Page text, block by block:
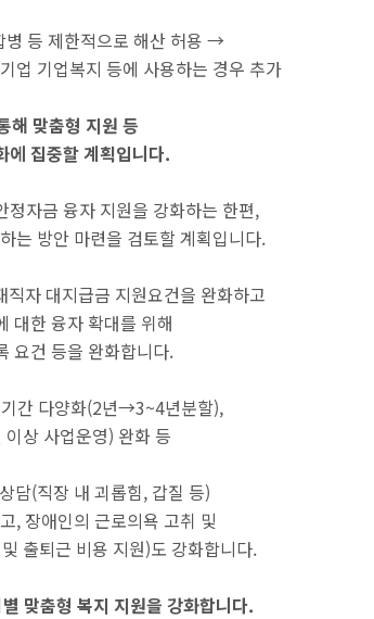
병 등 제한적으로 해산 허용 →
업 기업복지 등에 사용하는 경우 추가
해 맞춤형 지원 등
에 집중할 계획입니다.
자금 융자 지원을 강화하는 한편,
는 방안 마련을 검토할 계획입니다.
자 대지급금 지원요건을 완화하고
대한 융자 확대를 위해
요건 등을 완화합니다.
간 다양화(2년→3~4년분할),
상 사업운영) 완화 등
담(직장 내 괴롭힘, 갑질 등)
, 장애인의 근로의욕 고취 및
출퇴근 비용 지원)도 강화합니다.
맞춤형 복지 지원을 강화합니다.